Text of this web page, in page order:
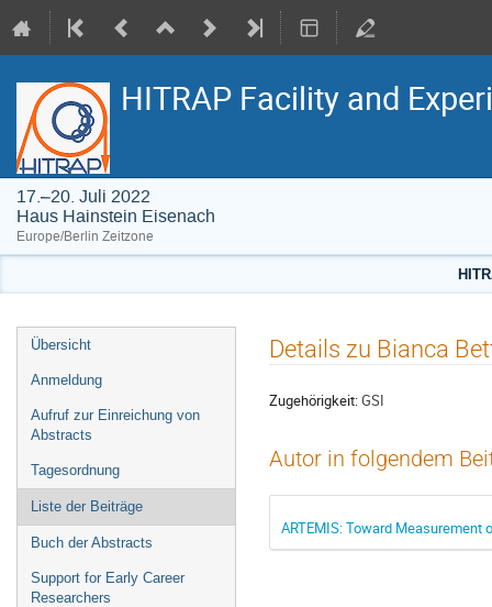
HITRAP Facility and
17.–20. Juli 2022
Haus Hainstein Eisenach
Europe/Berlin Zeitzone
Veranstaltungsmenü
Übersicht
Anmeldung
Aufruf zur Einreichung von
Abstracts
Tagesordnung
Liste der Beiträge
Buch der Abstracts
Support for Early Career
Researchers
Details zu Bianca
Zugehörigkeit:GSI
Autor in folgendem
ARTEMIS: Toward Measurement